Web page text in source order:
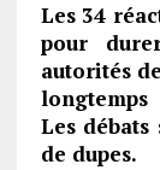
Les 34
pour
autorités
longtemps
Les
de dupes.